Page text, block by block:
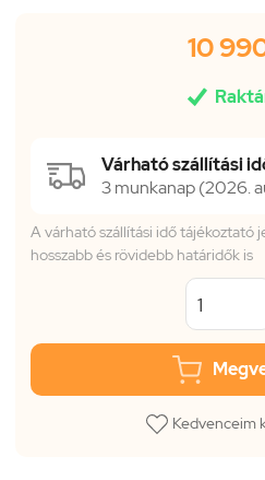
10

Várható szállítási
3 munkanap (2026.
A várható szállítási idő tájékoztató
hosszabb és rövidebb határidők is
Kedvenceim